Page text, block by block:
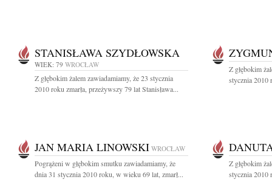
STANISŁAWA SZYDŁOWSKA
WIEK: 79 WROCŁAW
Z głębokim żalem zawiadamiamy, że 23 stycznia
2010 roku zmarła, przeżywszy 79 lat Stanisława...
Z głębokim
stycznia 2010
JAN MARIA LINOWSKI WROCŁAW
Pogrążeni w głębokim smutku zawiadamiamy, że
dnia 31 stycznia 2010 roku, w wieku 69 lat, zmarł...
Z głębokim
stycznia 2010